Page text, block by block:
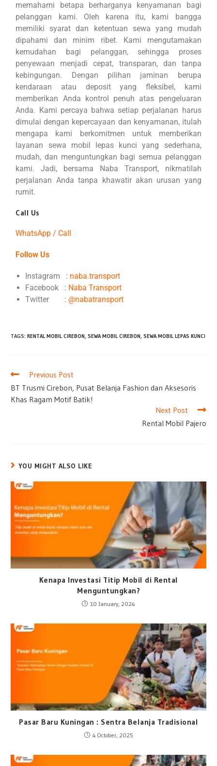
memahami betapa berharganya kenyamanan bagi
pelanggan kami. Oleh karena itu, kami bangga
memiliki syarat dan ketentuan sewa yang mudah
dipahami dan minim ribet. Kami mengutamakan
kemudahan bagi pelanggan, sehingga proses
penyewaan menjadi cepat, transparan, dan tanpa
kebingungan. Dengan pilihan jaminan berupa
kendaraan atau deposit yang fleksibel, kami
memberikan Anda kontrol penuh atas pengeluaran
Anda. Kami percaya bahwa setiap perjalanan harus
dimulai dengan kepercayaan dan kenyamanan, itulah
mengapa kami berkomitmen untuk memberikan
layanan sewa mobil lepas kunci yang sederhana,
mudah, dan menguntungkan bagi semua pelanggan
kami. Jadi, bersama Naba Transport, nikmatilah
perjalanan Anda tanpa khawatir akan urusan yang
rumit.
Call Us
WhatsApp / Call
Follow Us
Instagram : naba.transport
Facebook : Naba Transport
Twitter : @nabatransport
TAGS:RENTAL MOBIL CIREBON, SEWA MOBIL CIREBON, SEWA MOBIL LEPAS KUNCI
Previous Post
BT Trusmi Cirebon, Pusat Belanja Fashion dan Aksesoris
Khas Ragam Motif Batik!
Next Post
Rental Mobil Pajero
YOU MIGHT ALSO LIKE
Kenapa Investasi Titip Mobil di Rental
Menguntungkan?
10 January, 2024
Pasar Baru Kuningan : Sentra Belanja Tradisional
4 October, 2025